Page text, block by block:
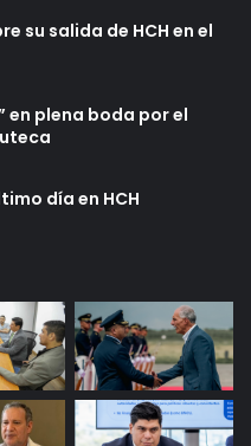
su salida de HCH en el
en plena boda por el
día en HCH